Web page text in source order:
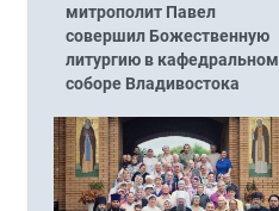
митрополит Павел
совершил Божественную
литургию в кафедральном
соборе Владивостока